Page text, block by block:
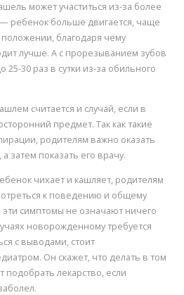
может участиться из-за более
ребенок больше двигается, чаще
благодаря чему
лучше. А с прорезыванием зубов
25-30 раз в сутки из-за обильного
считается и случай, если в
предмет. Так как такие
родителям важно оказать
затем показать его врачу.
чихает и кашляет, родителям
к поведению и общему
симптомы не означают ничего
новорожденному требуется
с выводами, стоит
Он скажет, что делать в том
лекарство, если